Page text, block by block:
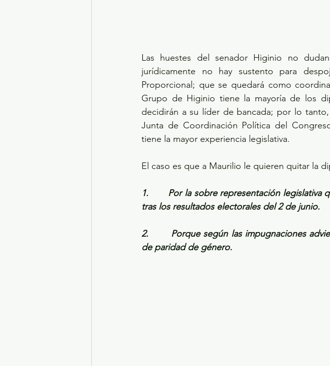
Las huestes del senador Higinio no
jurídicamente no hay sustento para
Proporcional; que se quedará como
Grupo de Higinio tiene la mayoría de los
decidirán a su líder de bancada; por lo
Junta de Coordinación Política del
tiene la mayor experiencia legislativa.
El caso es que a Maurilio le quieren quitar la
1.       Por la sobre representación
tras los resultados electorales del 2 de junio.
2.       Porque según las impugnaciones
de paridad de género.